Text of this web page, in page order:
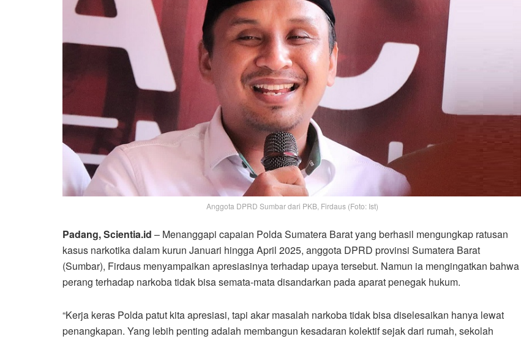
Anggota DPRD Sumbar dari PKB, Firdaus (Foto: Ist)
Padang, Scientia.id – Menanggapi capaian Polda Sumatera Barat yang berhasil mengungkap ratusan
kasus narkotika dalam kurun Januari hingga April 2025, anggota DPRD provinsi Sumatera Barat
(Sumbar), Firdaus menyampaikan apresiasinya terhadap upaya tersebut. Namun ia mengingatkan bahwa
perang terhadap narkoba tidak bisa semata-mata disandarkan pada aparat penegak hukum.
“Kerja keras Polda patut kita apresiasi, tapi akar masalah narkoba tidak bisa diselesaikan hanya lewat
penangkapan. Yang lebih penting adalah membangun kesadaran kolektif sejak dari rumah, sekolah